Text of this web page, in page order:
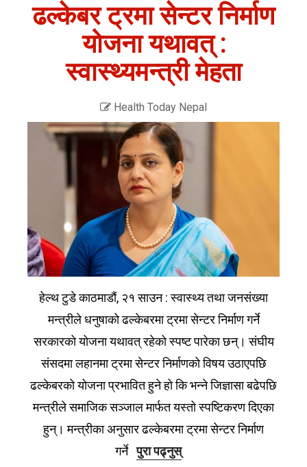
ढल्केबर ट्रमा सेन्टर निर्माण
योजना यथावत् :
स्वास्थ्यमन्त्री मेहता
Health Today Nepal
हेल्थ टुडे काठमाडौं, २१ साउन : स्वास्थ्य तथा जनसंख्या
मन्त्रीले धनुषाको ढल्केबरमा ट्रमा सेन्टर निर्माण गर्ने
सरकारको योजना यथावत् रहेको स्पष्ट पारेका छन्। संघीय
संसदमा लहानमा ट्रमा सेन्टर निर्माणको विषय उठाएपछि
ढल्केबरको योजना प्रभावित हुने हो कि भन्ने जिज्ञासा बढेपछि
मन्त्रीले समाजिक सञ्जाल मार्फत यस्तो स्पष्टिकरण दिएका
हुन्। मन्त्रीका अनुसार ढल्केबरमा ट्रमा सेन्टर निर्माण
गर्नेपुरा पढ्नुस्